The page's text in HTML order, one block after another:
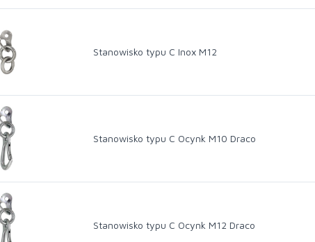
Stanowisko typu C Inox M12
Stanowisko typu C Ocynk M10 Draco
Stanowisko typu C Ocynk M12 Draco